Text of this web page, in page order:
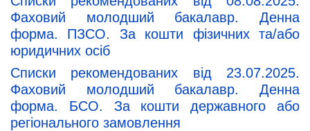
Фаховий молодший бакалавр. Денна
форма. ПЗСО. За кошти фізичних та/або
юридичних осіб
Списки рекомендованих від 23.07.2025.
Фаховий молодший бакалавр. Денна
форма. БСО. За кошти державного або
регіонального замовлення